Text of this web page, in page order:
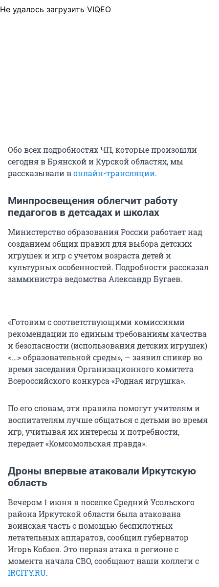
Не удалось загрузить VIQEO
Обо всех подробностях ЧП, которые произошли
сегодня в Брянской и Курской областях, мы
рассказывали вонлайн-трансляции.
Минпросвещения облегчит работу
педагогов в детсадах и школах
Министерство образования России работает над
созданием общих правил для выбора детских
игрушек и игр с учетом возраста детей и
культурных особенностей. Подробности рассказал
замминистра ведомства Александр Бугаев.
«Готовим с соответствующими комиссиями
рекомендации по единым требованиям качества
и безопасности (использования детских игрушек)
<…> образовательной среды», — заявил спикер во
время заседания Организационного комитета
Всероссийского конкурса «Родная игрушка».
По его словам, эти правила помогут учителям и
воспитателям лучше общаться с детьми во время
игр, учитывая их интересы и потребности,
передает «Комсомольская правда».
Дроны впервые атаковали Иркутскую
область
Вечером 1 июня в поселке Средний Усольского
района Иркутской области была атакована
воинская часть с помощью беспилотных
летательных аппаратов, сообщил губернатор
Игорь Кобзев. Это первая атака в регионе с
момента начала СВО, сообщают наши коллеги с
IRCITY.RU.